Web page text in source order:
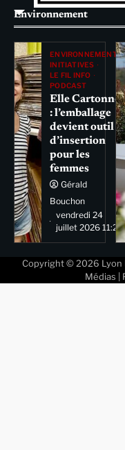
Environnement
ENVIRONNEMENT
INITIATIVES
LE FIL INFO
PODCAST
Elle Cartonne
: l’emballage
devient outil
d’insertion
pour les
femmes
Gérald
Bouchon
vendredi 24
juillet 2026 11:29
Copyright © 2026 Lyon
Médias |